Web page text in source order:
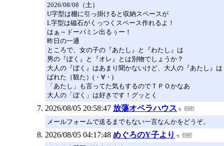
2026/08/08（土）
U字型は棚に引っ掛けると収納スペースが
L字型は磁石がくっつくスペース作れるよ！
はぁ～ドーパミン出るぅー！
昨日の一通
ところで、女の子の『あたし』と『わたし』は
男の『ぼく』と『オレ』とは別物でしょうか？
大人の『ぼく』はあまり聞かないけど、大人の『あたし』は
ばれた（観た）(・∀・)
「あたし」も言ってた気もするのでＴＰＯかなあ
大人の「ぼく」は好きです！グッとく
2026/08/05 20:58:47 放蕩オペラハウス
メールフォームで送るまでもない一言なんかをどうぞ。
2026/08/05 04:17:48 めぐろのY子より